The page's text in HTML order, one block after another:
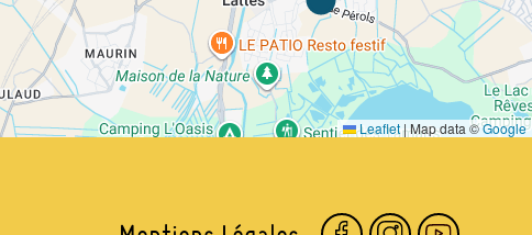
Leaflet|Map data ©Google